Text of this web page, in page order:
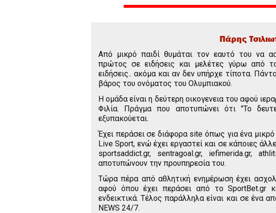
Πάρης
Από μικρό παιδί θυμάται τον εαυτό του να
πρώτος σε ειδήσεις και μελέτες γύρω από
ειδήσεις.. ακόμα και αν δεν υπήρχε τίποτα.
βάρος του ονόματος του Ολυμπιακού.
Η ομάδα είναι η δεύτερη οικογενεια του αφού
Φιλία. Πράγμα που αποτυπώνει ότι "Το
εξυπακούεται.
Έχει περάσει σε διάφορα site όπως για ένα
Live Sport, ενώ έχει εργαστεί και σε κάποιες
sportsaddict.gr, sentragoal.gr, iefimerida.gr,
αποτυπώνουν την προυπηρεσία του.
Τώρα πέρα από αθλητική ενημέρωση έχει
αφού όπου έχει περάσει από το SportBet.gr
ενδεικτικά. Τέλος παράλληλα είναι και σε
NEWS 24/7.